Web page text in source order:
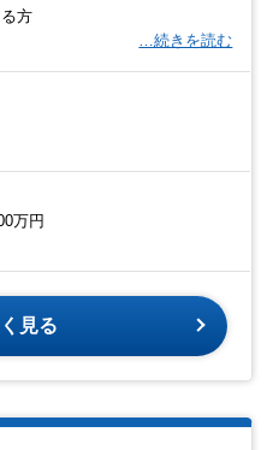
方
…続きを読む
万円
見る